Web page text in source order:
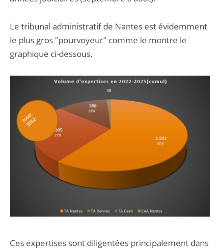
Le tribunal administratif de Nantes est évidemment
le plus gros "pourvoyeur" comme le montre le
graphique ci-dessous.
Ces expertises sont diligentées principalement dans